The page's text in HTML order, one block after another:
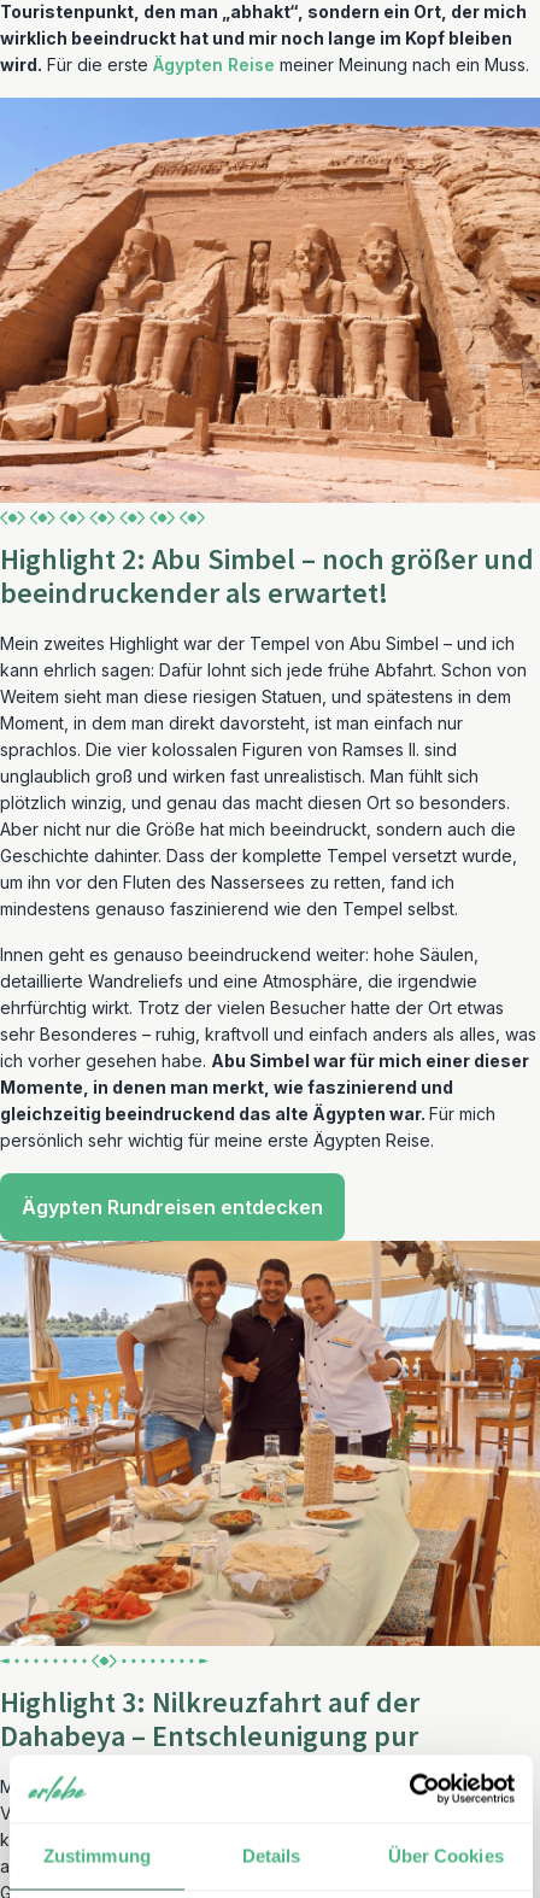
Zustimmung Details Über Cookies
Touristenpunkt, den man „abhakt“, sondern ein Ort, der mich
wirklich beeindruckt hat und mir noch lange im Kopf bleiben
wird. Für die erste Ägypten Reise meiner Meinung nach ein Muss.
Highlight 2: Abu Simbel – noch größer und
beeindruckender als erwartet!
Mein zweites Highlight war der Tempel von Abu Simbel – und ich
kann ehrlich sagen: Dafür lohnt sich jede frühe Abfahrt. Schon von
Weitem sieht man diese riesigen Statuen, und spätestens in dem
Moment, in dem man direkt davorsteht, ist man einfach nur
sprachlos. Die vier kolossalen Figuren von Ramses II. sind
unglaublich groß und wirken fast unrealistisch. Man fühlt sich
plötzlich winzig, und genau das macht diesen Ort so besonders.
Aber nicht nur die Größe hat mich beeindruckt, sondern auch die
Geschichte dahinter. Dass der komplette Tempel versetzt wurde,
um ihn vor den Fluten des Nassersees zu retten, fand ich
mindestens genauso faszinierend wie den Tempel selbst.
Innen geht es genauso beeindruckend weiter: hohe Säulen,
detaillierte Wandreliefs und eine Atmosphäre, die irgendwie
ehrfürchtig wirkt. Trotz der vielen Besucher hatte der Ort etwas
sehr Besonderes – ruhig, kraftvoll und einfach anders als alles, was
ich vorher gesehen habe. Abu Simbel war für mich einer dieser
Momente, in denen man merkt, wie faszinierend und
gleichzeitig beeindruckend das alte Ägypten war. Für mich
persönlich sehr wichtig für meine erste Ägypten Reise.
Ägypten Rundreisen entdecken
Highlight 3: Nilkreuzfahrt auf der
Dahabeya – Entschleunigung pur
Mein drittes Highlight war die Nilkreuzfahrt auf einer Dahabeya. Im
Vergleich zu den großen Kreuzfahrtschiffen ist eine Dahabeya
klein, ruhig und total entspannt. Man fühlt sich nicht wie ein
anonymer Gast, sondern eher wie auf einer kleinen privaten Reise.
Genau das hat es für mich so besonders gemacht.